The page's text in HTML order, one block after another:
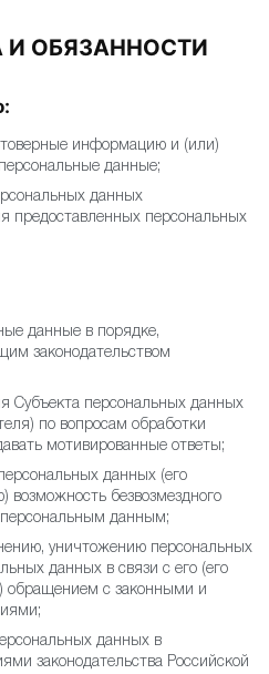
информацию и (или)
данные;
данных
предоставленных
данные в порядке,
законодательством
Субъекта персональных
по вопросам
данных и давать
данных (его
персональным данным;
уничтожению
персональных данных в
требованиями;